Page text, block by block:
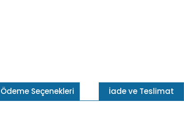
Ödeme Seçenekleri İade ve Teslimat